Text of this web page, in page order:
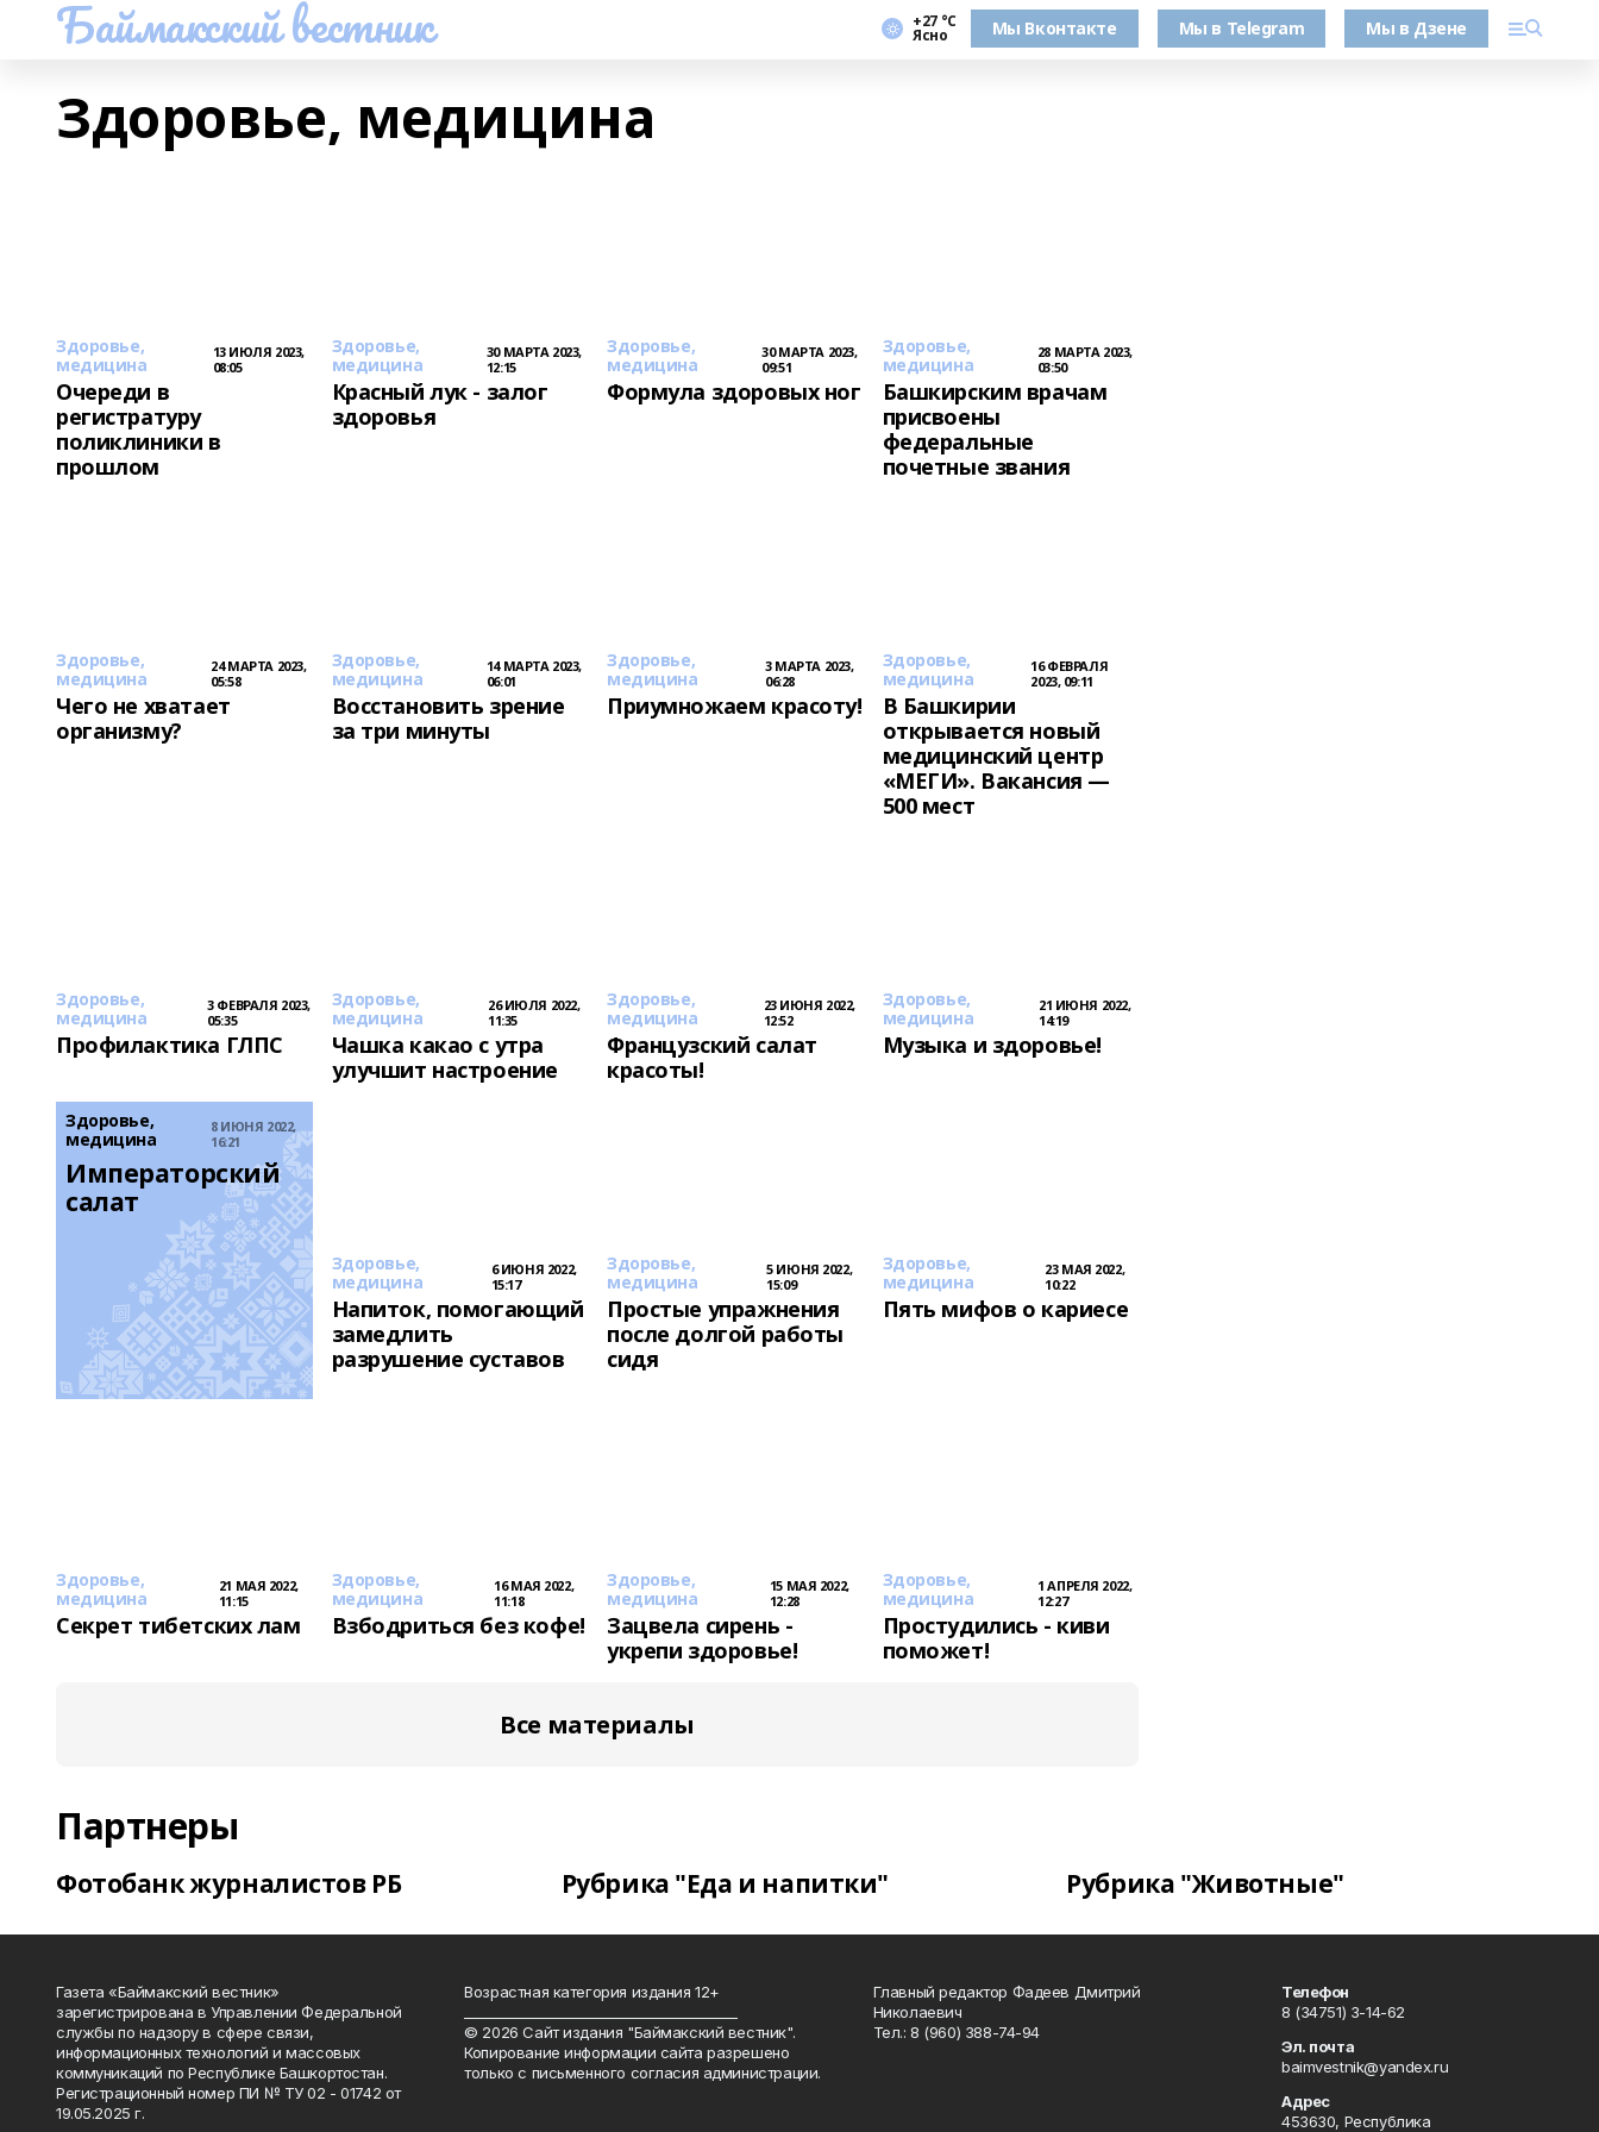
Баймакский вестник +27 °С
Ясно Мы Вконтакте Мы в Telegram Мы в Дзене
Здоровье, медицина
Здоровье,
медицина
13 ИЮЛЯ 2023,
08:05
Очереди в
регистратуру
поликлиники в
прошлом
Здоровье,
медицина
30 МАРТА 2023,
12:15
Красный лук - залог
здоровья
Здоровье,
медицина
30 МАРТА 2023,
09:51
Формула здоровых ног
Здоровье,
медицина
28 МАРТА 2023,
03:50
Башкирским врачам
присвоены
федеральные
почетные звания
Здоровье,
медицина
24 МАРТА 2023,
05:58
Чего не хватает
организму?
Здоровье,
медицина
14 МАРТА 2023,
06:01
Восстановить зрение
за три минуты
Здоровье,
медицина
3 МАРТА 2023,
06:28
Приумножаем красоту!
Здоровье,
медицина
16 ФЕВРАЛЯ
2023, 09:11
В Башкирии
открывается новый
медицинский центр
«МЕГИ». Вакансия —
500 мест
Здоровье,
медицина
3 ФЕВРАЛЯ 2023,
05:35
Профилактика ГЛПС
Здоровье,
медицина
26 ИЮЛЯ 2022,
11:35
Чашка какао с утра
улучшит настроение
Здоровье,
медицина
23 ИЮНЯ 2022,
12:52
Французский салат
красоты!
Здоровье,
медицина
21 ИЮНЯ 2022,
14:19
Музыка и здоровье!
Здоровье,
медицина
8 ИЮНЯ 2022,
16:21
Императорский
салат
Здоровье,
медицина
6 ИЮНЯ 2022,
15:17
Напиток, помогающий
замедлить
разрушение суставов
Здоровье,
медицина
5 ИЮНЯ 2022,
15:09
Простые упражнения
после долгой работы
сидя
Здоровье,
медицина
23 МАЯ 2022,
10:22
Пять мифов о кариесе
Здоровье,
медицина
21 МАЯ 2022,
11:15
Секрет тибетских лам
Здоровье,
медицина
16 МАЯ 2022,
11:18
Взбодриться без кофе!
Здоровье,
медицина
15 МАЯ 2022,
12:28
Зацвела сирень -
укрепи здоровье!
Здоровье,
медицина
1 АПРЕЛЯ 2022,
12:27
Простудились - киви
поможет!
Все материалы
Партнеры
Фотобанк журналистов РБ Рубрика "Еда и напитки" Рубрика "Животные"
Газета «Баймакский вестник»
зарегистрирована в Управлении Федеральной
службы по надзору в сфере связи,
информационных технологий и массовых
коммуникаций по Республике Башкортостан.
Регистрационный номер ПИ № ТУ 02 - 01742 от
19.05.2025 г.
Возрастная категория издания 12+
© 2026 Сайт издания "Баймакский вестник".
Копирование информации сайта разрешено
только с письменного согласия администрации.
Главный редактор Фадеев Дмитрий
Николаевич
Тел.: 8 (960) 388-74-94
Телефон
8 (34751) 3-14-62
Эл. почта
baimvestnik@yandex.ru
Адрес
453630, Республика